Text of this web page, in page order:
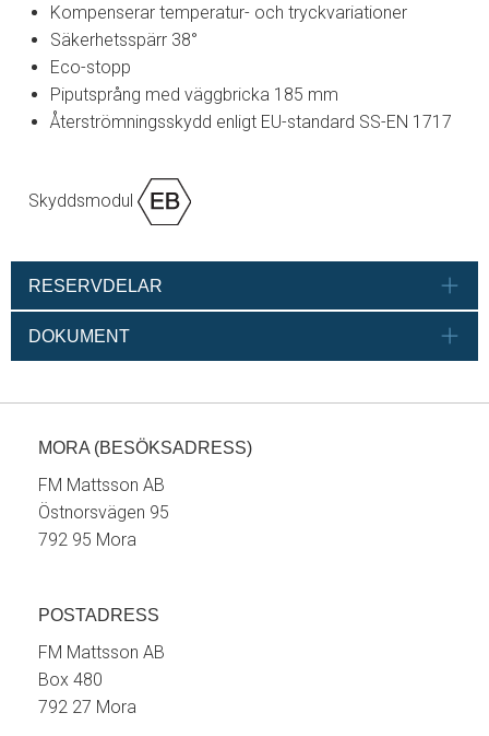
Kompenserar temperatur- och tryckvariationer
Säkerhetsspärr 38°
Eco-stopp
Piputsprång med väggbricka 185 mm
Återströmningsskydd enligt EU-standard SS-EN 1717
Skyddsmodul
RESERVDELAR
DOKUMENT
MORA (BESÖKSADRESS)
FM Mattsson AB
Östnorsvägen 95
792 95 Mora
POSTADRESS
FM Mattsson AB
Box 480
792 27 Mora